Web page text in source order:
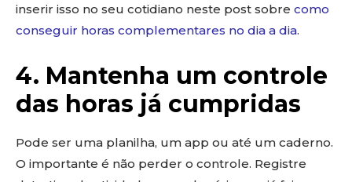
inserir isso no seu cotidiano neste post sobre como
conseguir horas complementares no dia a dia.
4. Mantenha um controle
das horas já cumpridas
Pode ser uma planilha, um app ou até um caderno.
O importante é não perder o controle. Registre